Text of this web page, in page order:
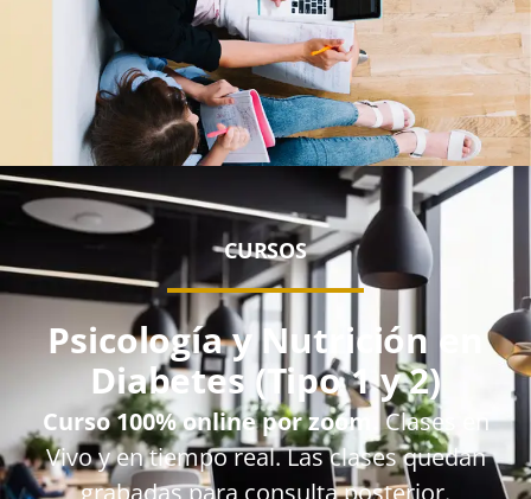
CURSOS
Psicología y Nutrición en
Diabetes (Tipo 1 y 2)
Curso 100% online por zoom.Clases en
Vivo y en tiempo real. Las clases quedan
grabadas para consulta posterior.